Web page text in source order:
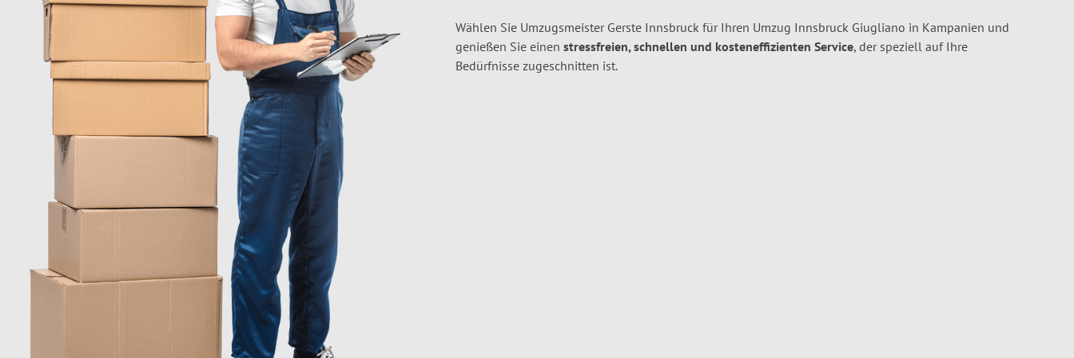
Wählen Sie Umzugsmeister Gerste Innsbruck für Ihren Umzug Innsbruck Giugliano in Kampanien und
genießen Sie einen stressfreien, schnellen und kosteneffizienten Service, der speziell auf Ihre
Bedürfnisse zugeschnitten ist.